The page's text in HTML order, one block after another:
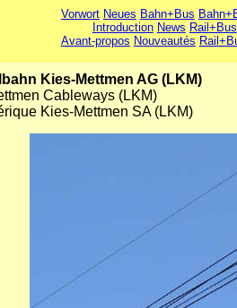
Vorwort Neues Bahn+Bus
Introduction News Rail+Bus
Avant-propos Nouveautés
Kies-Mettmen AG (LKM)
Cableways (LKM)
Kies-Mettmen SA (LKM)